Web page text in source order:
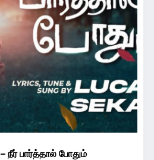
நீர் பார்த்தால் போதும்